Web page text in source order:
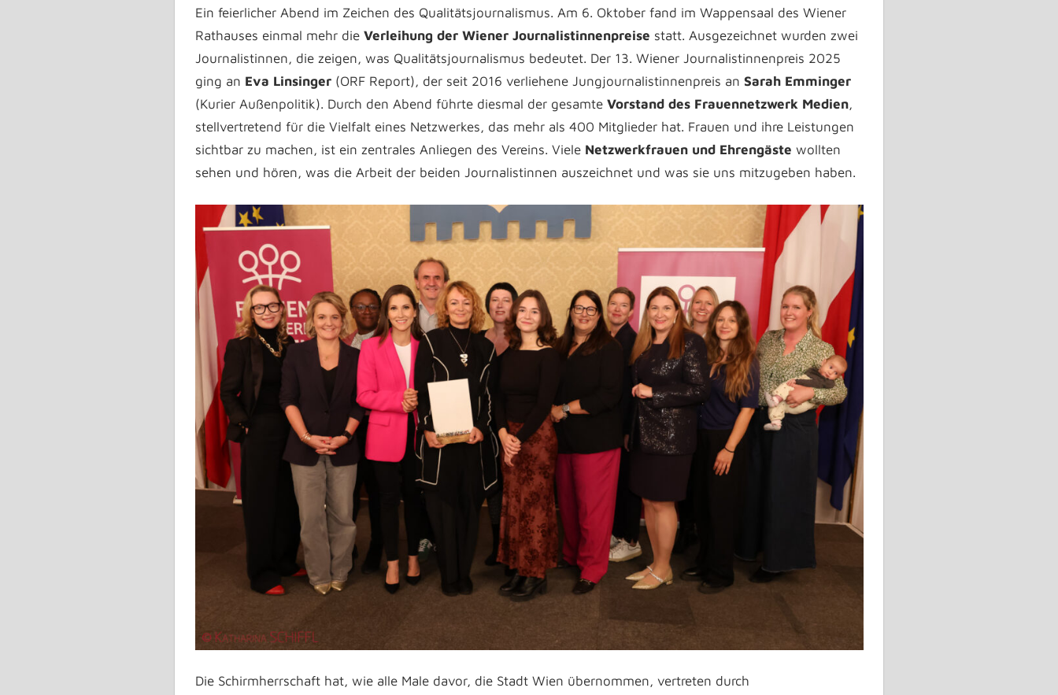
Ein feierlicher Abend im Zeichen des Qualitätsjournalismus. Am 6. Oktober fand im Wappensaal des Wiener
Rathauses einmal mehr die Verleihung der Wiener Journalistinnenpreise statt. Ausgezeichnet wurden zwei
Journalistinnen, die zeigen, was Qualitätsjournalismus bedeutet. Der 13. Wiener Journalistinnenpreis 2025
ging an Eva Linsinger (ORF Report), der seit 2016 verliehene Jungjournalistinnenpreis an Sarah Emminger
(Kurier Außenpolitik). Durch den Abend führte diesmal der gesamte Vorstand des Frauennetzwerk Medien,
stellvertretend für die Vielfalt eines Netzwerkes, das mehr als 400 Mitglieder hat. Frauen und ihre Leistungen
sichtbar zu machen, ist ein zentrales Anliegen des Vereins. Viele Netzwerkfrauen und Ehrengäste wollten
sehen und hören, was die Arbeit der beiden Journalistinnen auszeichnet und was sie uns mitzugeben haben.
Die Schirmherrschaft hat, wie alle Male davor, die Stadt Wien übernommen, vertreten durch